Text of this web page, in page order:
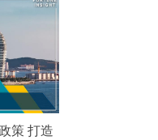
策 打造